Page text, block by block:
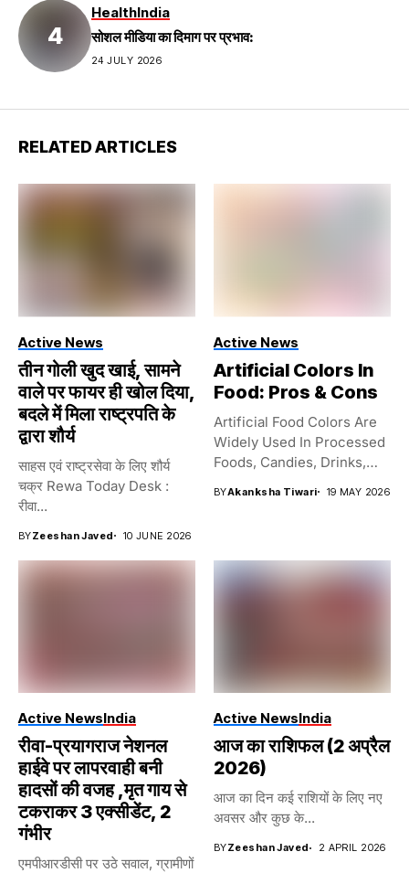
HealthIndia
सोशल मीडिया का दिमाग पर प्रभाव:
24 JULY 2026
RELATED ARTICLES
Active News
तीन गोली खुद खाई, सामने
वाले पर फायर ही खोल दिया,
बदले में मिला राष्ट्रपति के
द्वारा शौर्य
साहस एवं राष्ट्रसेवा के लिए शौर्य
चक्र Rewa Today Desk :
रीवा...
BYZeeshan Javed 10 JUNE 2026
Active News
Artificial Colors In
Food: Pros & Cons
Artificial Food Colors Are
Widely Used In Processed
Foods, Candies, Drinks,
BYAkanksha Tiwari 19 MAY 2026
Active NewsIndia
रीवा-प्रयागराज नेशनल
हाईवे पर लापरवाही बनी
हादसों की वजह ,मृत गाय से
टकराकर 3 एक्सीडेंट, 2
गंभीर
एमपीआरडीसी पर उठे सवाल, ग्रामीणों
Active NewsIndia
आज का राशिफल (2 अप्रैल
2026)
आज का दिन कई राशियों के लिए नए
अवसर और कुछ के...
BYZeeshan Javed 2 APRIL 2026